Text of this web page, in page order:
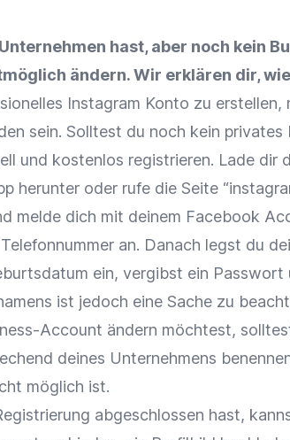
hast, aber noch kein
ändern. Wir erklären dir,
Instagram Konto zu
sein. Solltest du noch kein
und kostenlos registrieren. Lade dir
herunter oder rufe die Seite
melde dich mit deinem Facebook
an. Danach legst du
ein, vergibst ein Passwort
ist jedoch eine Sache zu
Account ändern möchtest,
deines Unternehmens
möglich ist.
abgeschlossen hast,